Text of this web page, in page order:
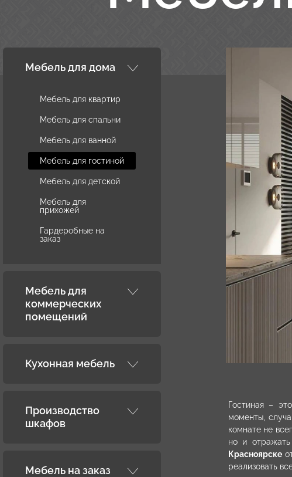
Мебель для дома
Мебель для квартир
Мебель для спальни
Мебель для ванной
Мебель для гостиной
Мебель для детской
Мебель для
прихожей
Гардеробные на
заказ
Мебель для
коммерческих
помещений
Кухонная мебель
Производство
шкафов
Мебель на заказ
Гостиная –
моменты,
комнате не
но и отражать
Красноярске
реализовать